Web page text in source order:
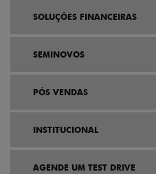
SOLUÇÕES FINANCEIRAS
SEMINOVOS
PÓS VENDAS
INSTITUCIONAL
AGENDE UM TEST DRIVE